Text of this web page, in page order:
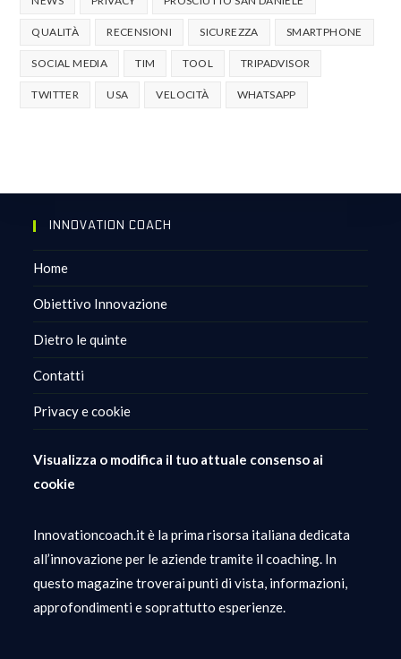
QUALITÀ RECENSIONI SICUREZZA SMARTPHONE
SOCIAL MEDIA TIM TOOL TRIPADVISOR
TWITTER USA VELOCITÀ WHATSAPP
INNOVATION COACH
Home
Obiettivo Innovazione
Dietro le quinte
Contatti
Privacy e cookie
Visualizza o modifica il tuo attuale consenso ai
cookie
Innovationcoach.it è la prima risorsa italiana dedicata
all’innovazione per le aziende tramite il coaching. In
questo magazine troverai punti di vista, informazioni,
approfondimenti e soprattutto esperienze.